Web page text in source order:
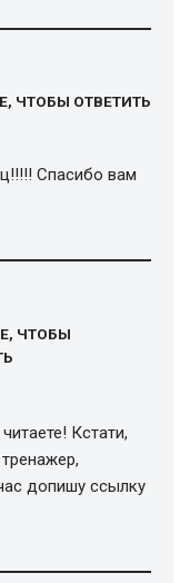
ЧТОБЫ ОТВЕТИТЬ
Спасибо вам
ЧТОБЫ
Кстати,
допишу ссылку